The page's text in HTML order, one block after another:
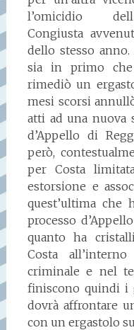
l’omicidio
Congiusta
dello stesso
sia in primo che
rimediò un
mesi scorsi
atti ad una nuova
d’Appello di
però,
per Costa
estorsione e
quest’ultima che
processo
quanto ha
Costa all’interno
criminale e nel
finiscono quindi i
dovrà affrontare
con un ergastolo